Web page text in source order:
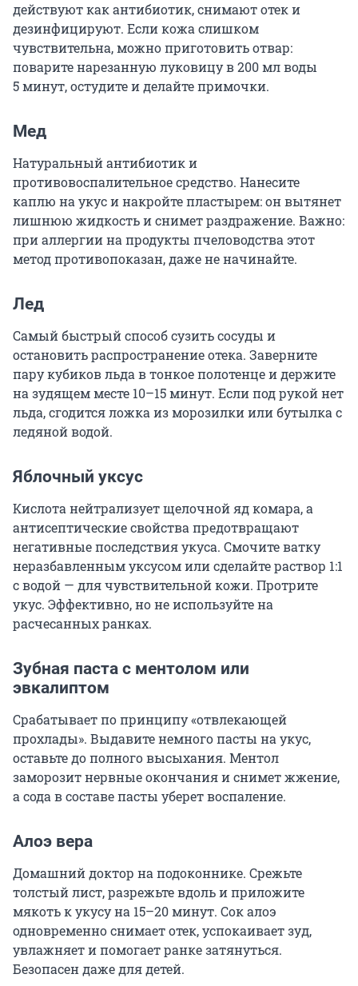
действуют как антибиотик, снимают отек и
дезинфицируют. Если кожа слишком
чувствительна, можно приготовить отвар:
поварите нарезанную луковицу в 200 мл воды
5 минут, остудите и делайте примочки.
Мед
Натуральный антибиотик и
противовоспалительное средство. Нанесите
каплю на укус и накройте пластырем: он вытянет
лишнюю жидкость и снимет раздражение. Важно:
при аллергии на продукты пчеловодства этот
метод противопоказан, даже не начинайте.
Лед
Самый быстрый способ сузить сосуды и
остановить распространение отека. Заверните
пару кубиков льда в тонкое полотенце и держите
на зудящем месте 10–15 минут. Если под рукой нет
льда, сгодится ложка из морозилки или бутылка с
ледяной водой.
Яблочный уксус
Кислота нейтрализует щелочной яд комара, а
антисептические свойства предотвращают
негативные последствия укуса. Смочите ватку
неразбавленным уксусом или сделайте раствор 1:1
с водой — для чувствительной кожи. Протрите
укус. Эффективно, но не используйте на
расчесанных ранках.
Зубная паста с ментолом или
эвкалиптом
Срабатывает по принципу «отвлекающей
прохлады». Выдавите немного пасты на укус,
оставьте до полного высыхания. Ментол
заморозит нервные окончания и снимет жжение,
а сода в составе пасты уберет воспаление.
Алоэ вера
Домашний доктор на подоконнике. Срежьте
толстый лист, разрежьте вдоль и приложите
мякоть к укусу на 15–20 минут. Сок алоэ
одновременно снимает отек, успокаивает зуд,
увлажняет и помогает ранке затянуться.
Безопасен даже для детей.